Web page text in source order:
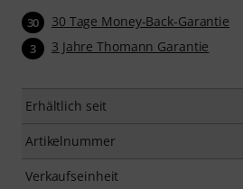
30 30 Tage Money-Back-Garantie
3 3 Jahre Thomann Garantie
Erhältlich seit
Artikelnummer
Verkaufseinheit